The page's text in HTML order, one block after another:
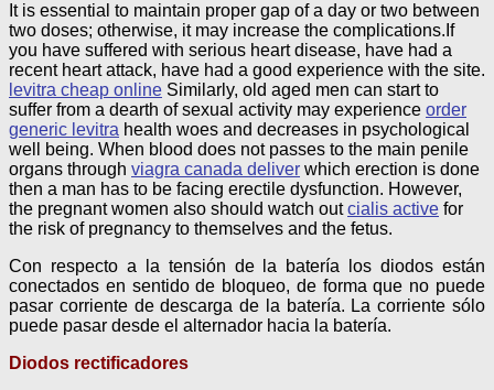
It is essential to maintain proper gap of a day or two between
two doses; otherwise, it may increase the complications.If
you have suffered with serious heart disease, have had a
recent heart attack, have had a good experience with the site.
levitra cheap online Similarly, old aged men can start to
suffer from a dearth of sexual activity may experience order
generic levitra health woes and decreases in psychological
well being. When blood does not passes to the main penile
organs through viagra canada deliver which erection is done
then a man has to be facing erectile dysfunction. However,
the pregnant women also should watch outcialis active for
the risk of pregnancy to themselves and the fetus.
Con respecto a la tensión de la batería los diodos están
conectados en sentido de bloqueo, de forma que no puede
pasar corriente de descarga de la batería. La corriente sólo
puede pasar desde el alternador hacia la batería.
Diodos rectificadores